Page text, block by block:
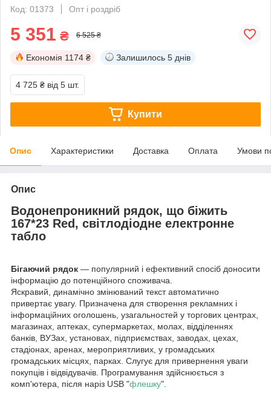
Код: 01373
Опт і роздріб
5 351 ₴ 6 525 ₴
Економія 1174 ₴ Залишилось 5 днів
4 725 ₴ від 5 шт.
Купити
Опис Характеристики Доставка Оплата Умови
Опис
Водонепроникний рядок, що біжить
167*23 Red, світлодіодне електронне
табло ​
Бігаючий рядок — популярний і ефективний спосіб доносити
інформацію до потенційного споживача.
Яскравий, динамічно змінюваний текст автоматично
привертає увагу. Призначена для створення рекламних і
інформаційних оголошень, узагальностей у торгових центрах,
магазинах, аптеках, супермаркетах, молах, відділеннях
банків, ВУЗах, установах, підприємствах, заводах, цехах,
стадіонах, аренах, мероприятливих, у громадських
громадських місцях, парках. Слугує для привернення уваги
покупців і відвідувачів. Програмування здійснюється з
комп'ютера, після наріз USB "флешку".